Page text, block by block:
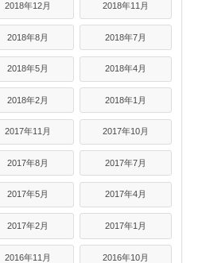
2018年12月 2018年11月
2018年8月 2018年7月
2018年5月 2018年4月
2018年2月 2018年1月
2017年11月 2017年10月
2017年8月 2017年7月
2017年5月 2017年4月
2017年2月 2017年1月
2016年11月 2016年10月